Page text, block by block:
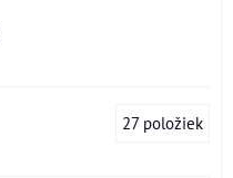
27 položiek